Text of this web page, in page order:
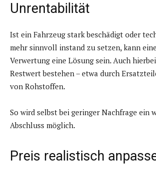
Unrentabilität
Ist ein Fahrzeug stark beschädigt oder
mehr sinnvoll instand zu setzen, kann
Verwertung eine Lösung sein. Auch
Restwert bestehen – etwa durch
von Rohstoffen.
So wird selbst bei geringer Nachfrage ein
Abschluss möglich.
Preis realistisch